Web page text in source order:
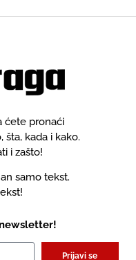
ćete pronaći
kada i kako.
i zašto!
samo tekst.
Prijavi se